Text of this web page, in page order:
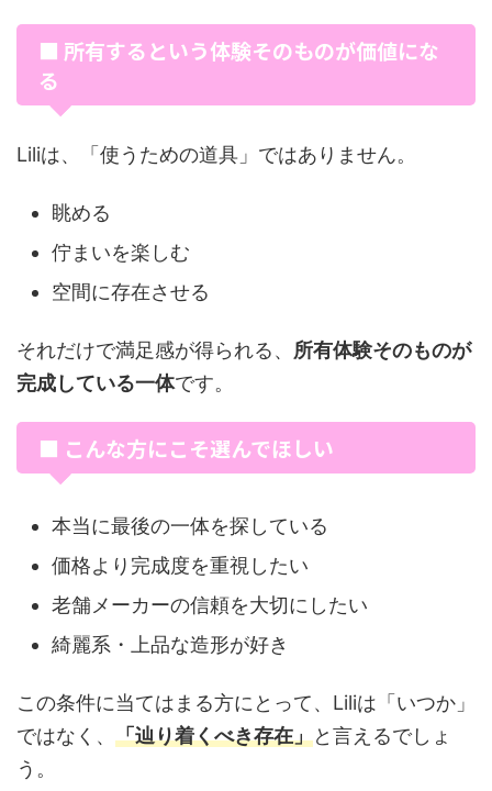
■ 所有するという体験そのものが価値にな
る
Liliは、「使うための道具」ではありません。
眺める
佇まいを楽しむ
空間に存在させる
それだけで満足感が得られる、 所有体験そのものが
完成している一体です。
■ こんな方にこそ選んでほしい
本当に最後の一体を探している
価格より完成度を重視したい
老舗メーカーの信頼を大切にしたい
綺麗系・上品な造形が好き
この条件に当てはまる方にとって、Liliは「いつか」
ではなく、 「辿り着くべき存在」と言えるでしょ
う。